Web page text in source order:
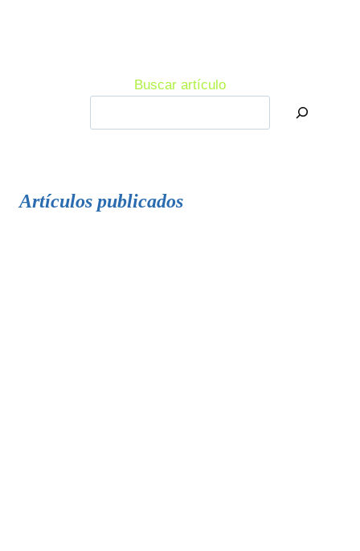
Buscar artículo
Artículos publicados